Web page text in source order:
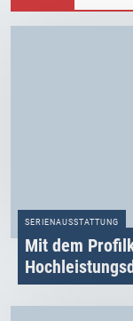
SERIENAUSSTATTUNG
Mit dem